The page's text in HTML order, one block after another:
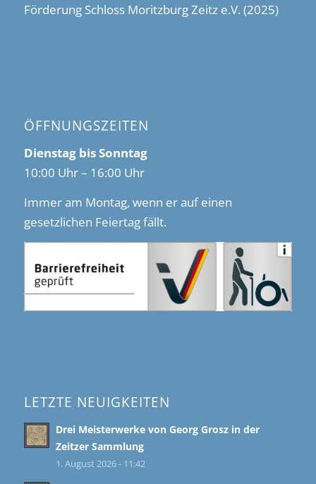
Förderung Schloss Moritzburg Zeitz e.V. (2025)
ÖFFNUNGSZEITEN
Dienstag bis Sonntag
10:00 Uhr – 16:00 Uhr
Immer am Montag, wenn er auf einen
gesetzlichen Feiertag fällt.
LETZTE NEUIGKEITEN
Drei Meisterwerke von Georg Grosz in der
Zeitzer Sammlung
1. August 2026 - 11:42